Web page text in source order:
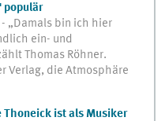
populär
„Damals bin ich hier
ein- und
Thomas Röhner.
Verlag, die Atmosphäre
Thoneick ist als Musiker